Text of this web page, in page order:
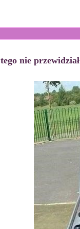
nie przewidział